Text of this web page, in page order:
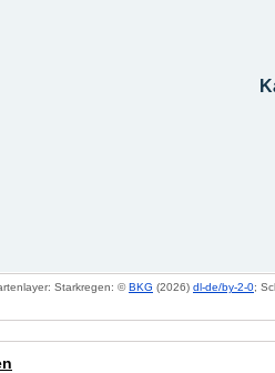
Starkregen: ©BKG (2026) dl-de/by-2-0;